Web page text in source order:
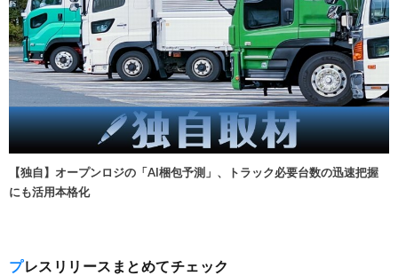
【独自】オープンロジの「AI梱包予測」、トラック必要台数の迅速把握
にも活用本格化
プレスリリースまとめてチェック